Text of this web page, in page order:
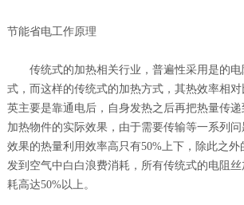
节能省电工作原理
传统式的加热相关行业，普遍性采用是的
式，而这样的传统式的加热方式，其热效率相对
英主要是靠通电后，自身发热之后再把热量传递
加热物件的实际效果，由于需要传输等一系列问
效果的热量利用效率高只有50%上下，除此之
发到空气中白白浪费消耗，所有传统式的电阻
耗高达50%以上。